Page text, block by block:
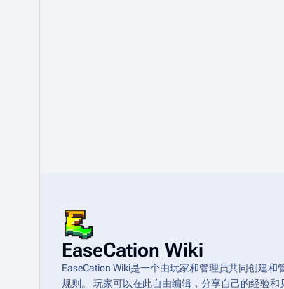
EaseCation Wiki
EaseCation Wiki是一个由玩家和管理员共同创建
规则。 玩家可以在此自由编辑，分享自己的经验和